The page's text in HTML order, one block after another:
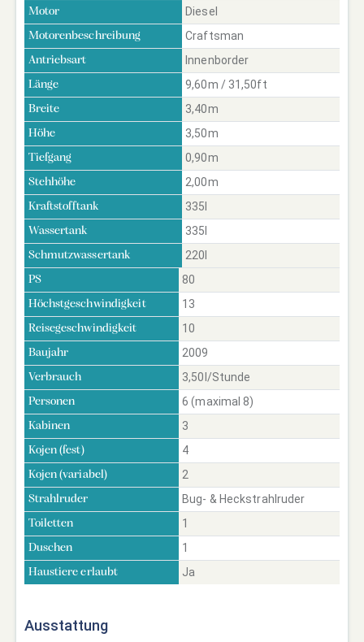
Motor Diesel
Motorenbeschreibung Craftsman
Antriebsart Innenborder
Länge 9,60m / 31,50ft
Breite 3,40m
Höhe 3,50m
Tiefgang 0,90m
Stehhöhe 2,00m
Kraftstofftank 335l
Wassertank 335l
Schmutzwassertank 220l
PS 80
Höchstgeschwindigkeit 13
Reisegeschwindigkeit 10
Baujahr 2009
Verbrauch 3,50l/Stunde
Personen 6 (maximal 8)
Kabinen 3
Kojen (fest) 4
Kojen (variabel) 2
Strahlruder Bug- & Heckstrahlruder
Toiletten 1
Duschen 1
Haustiere erlaubt Ja
Ausstattung